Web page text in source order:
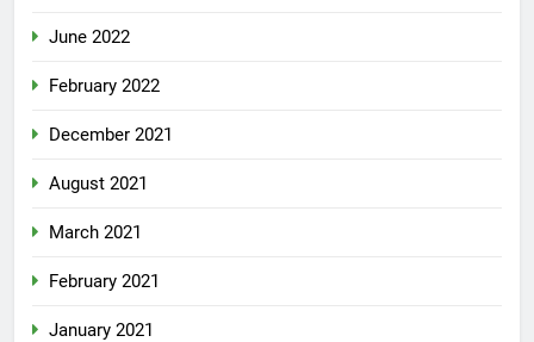
June 2022
February 2022
December 2021
August 2021
March 2021
February 2021
January 2021